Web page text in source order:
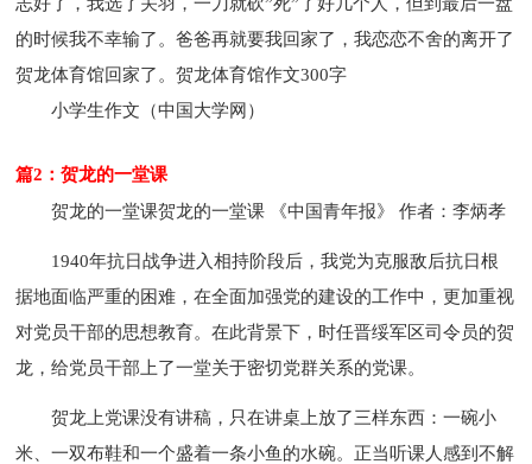
的时候我不幸输了。爸爸再就要我回家了，我恋恋不舍的离开了
贺龙体育馆回家了。贺龙体育馆作文300字
小学生作文（中国大学网）
篇2：贺龙的一堂课
贺龙的一堂课贺龙的一堂课 《中国青年报》 作者：李炳孝
1940年抗日战争进入相持阶段后，我党为克服敌后抗日根
据地面临严重的困难，在全面加强党的建设的工作中，更加重视
对党员干部的思想教育。在此背景下，时任晋绥军区司令员的贺
龙，给党员干部上了一堂关于密切党群关系的党课。
贺龙上党课没有讲稿，只在讲桌上放了三样东西：一碗小
米、一双布鞋和一个盛着一条小鱼的水碗。正当听课人感到不解